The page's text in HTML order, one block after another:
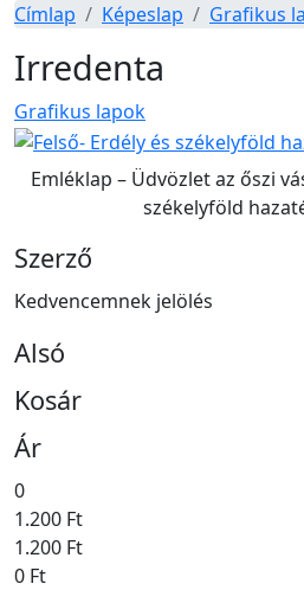
Címlap Képeslap Grafikus
Irredenta
Grafikus lapok
Emléklap – Üdvözlet az őszi
székelyföld
Szerző
Kedvencemnek jelölés
Alsó
Kosár
Ár
0
1.200 Ft
1.200 Ft
0 Ft